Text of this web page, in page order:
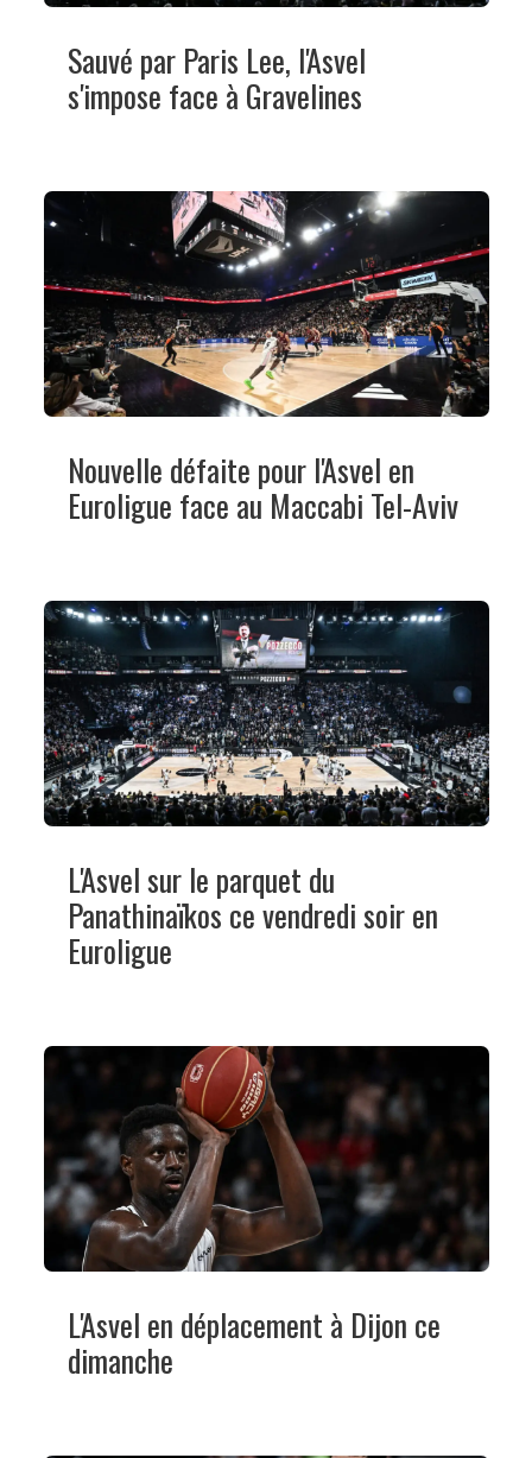
Sauvé par Paris Lee, l'Asvel
s'impose face à Gravelines
Nouvelle défaite pour l'Asvel en
Euroligue face au Maccabi Tel-Aviv
L'Asvel sur le parquet du
Panathinaïkos ce vendredi soir en
Euroligue
L'Asvel en déplacement à Dijon ce
dimanche